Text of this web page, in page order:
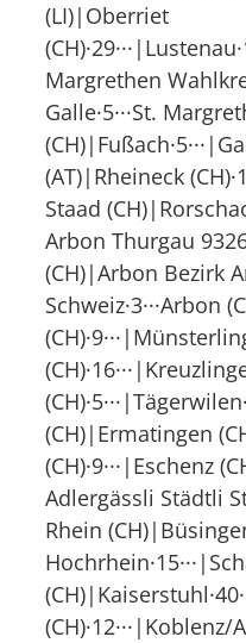
(LI)|Oberriet
Margrethen
Galle·5···St.
(AT)|Rheineck
Staad
Arbon Thurgau 9326
(CH)|Arbon Bezirk
Schweiz·3···Arbon
(CH)|Ermatingen
(CH)·9···|Eschenz
Adlergässli Städtli
Rhein